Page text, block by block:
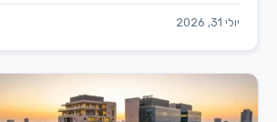
יולי 31, 2026